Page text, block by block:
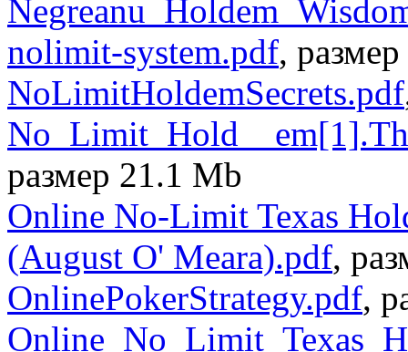
nolimit-system.pdf,
NoLimitHoldemSecrets.pdf
размер 21.1 Mb
Online No-Limit Texas
(August O' Meara).pdf,
OnlinePokerStrategy.pdf,